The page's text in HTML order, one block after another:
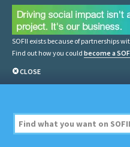
SOFII exists because of partnerships
Find out how you could become a
CLOSE